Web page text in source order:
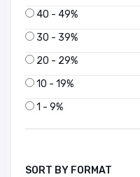
40 - 49%
30 - 39%
20 - 29%
10 - 19%
1 - 9%
SORT BY FORMAT